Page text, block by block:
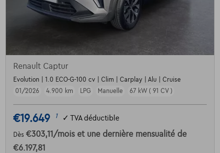
Renault Captur
Evolution | 1.0 ECO-G-100 cv | Clim | Carplay | Alu | Cruise
01/2026
4.900 km LPG Manuelle 67 kW ( 91 CV )
€19.649 1 ✓ TVA déductible
Dès €303,11 /mois et une dernière mensualité de
€6.197,81